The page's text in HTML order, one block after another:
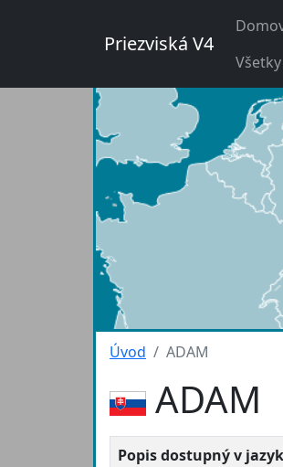
Priezviská V4
Úvod ADAM
ADAM
Popis dostupný v